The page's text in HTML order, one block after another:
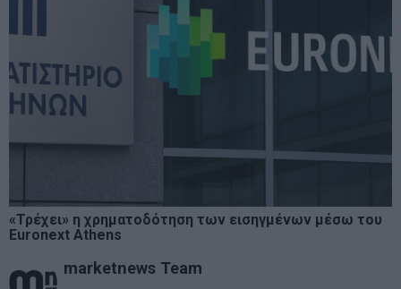
«Τρέχει» η χρηματοδότηση των εισηγμένων μέσω του
Euronext Athens
marketnews Team